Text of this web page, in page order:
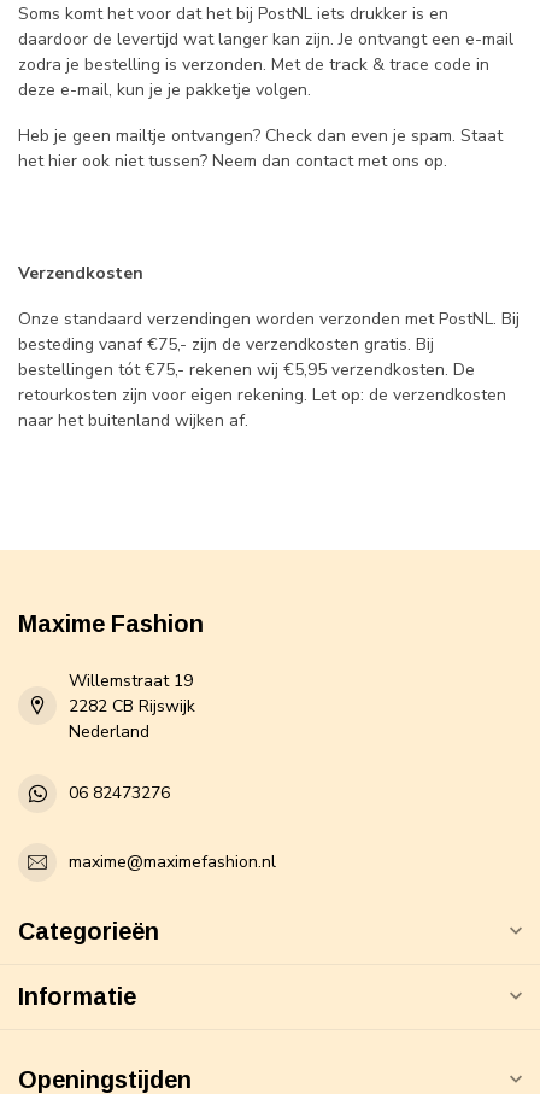
Soms komt het voor dat het bij PostNL iets drukker is en
daardoor de levertijd wat langer kan zijn. Je ontvangt een e-mail
zodra je bestelling is verzonden. Met de track & trace code in
deze e-mail, kun je je pakketje volgen.
Heb je geen mailtje ontvangen? Check dan even je spam. Staat
het hier ook niet tussen? Neem dan contact met ons op.
Verzendkosten
Onze standaard verzendingen worden verzonden met PostNL. Bij
besteding vanaf €75,- zijn de verzendkosten gratis. Bij
bestellingen tót €75,- rekenen wij €5,95 verzendkosten. De
retourkosten zijn voor eigen rekening. Let op: de verzendkosten
naar het buitenland wijken af.
Maxime Fashion
Willemstraat 19
2282 CB Rijswijk
Nederland
06 82473276
maxime@maximefashion.nl
Categorieën
Informatie
Openingstijden